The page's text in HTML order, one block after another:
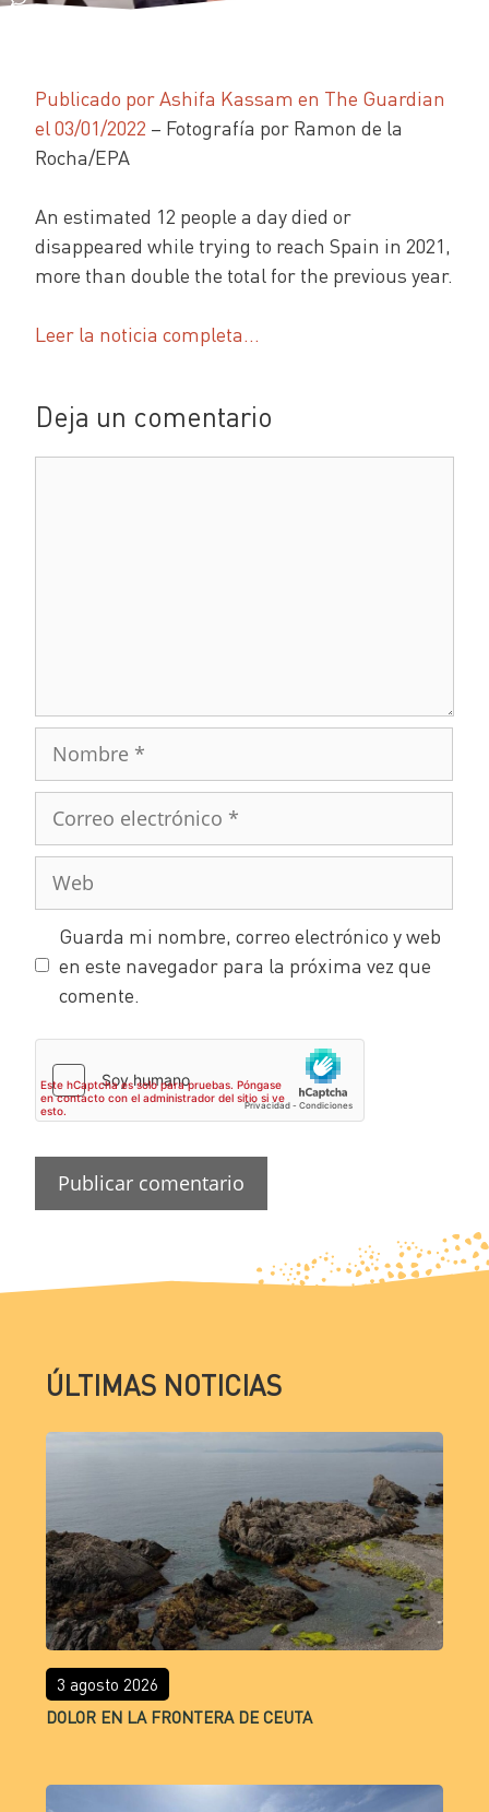
Publicado por Ashifa Kassam en The Guardian
el 03/01/2022 – Fotografía por Ramon de la
Rocha/EPA
An estimated 12 people a day died or
disappeared while trying to reach Spain in 2021,
more than double the total for the previous year.
Leer la noticia completa…
Deja un comentario
Guarda mi nombre, correo electrónico y web
en este navegador para la próxima vez que
comente.
ÚLTIMAS NOTICIAS
3 agosto 2026
DOLOR EN LA FRONTERA DE CEUTA